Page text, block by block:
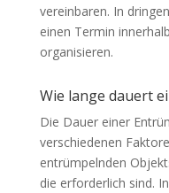
vereinbaren. In
einen Termin
organisieren.
Wie lange dauert
Die Dauer einer
verschiedenen
entrümpelnden
die erforderlich sind.